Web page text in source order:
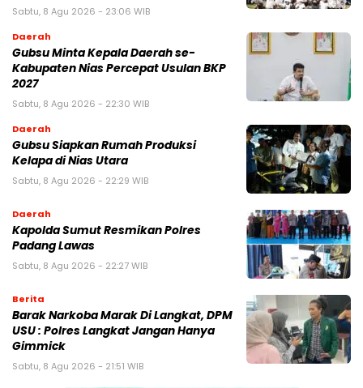
Sabtu, 8 Agu 2026 - 23:06 WIB
Daerah
Gubsu Minta Kepala Daerah se-
Kabupaten Nias Percepat Usulan BKP
2027
Sabtu, 8 Agu 2026 - 22:30 WIB
Daerah
Gubsu Siapkan Rumah Produksi
Kelapa di Nias Utara
Sabtu, 8 Agu 2026 - 22:29 WIB
Daerah
Kapolda Sumut Resmikan Polres
Padang Lawas
Sabtu, 8 Agu 2026 - 22:27 WIB
Berita
Barak Narkoba Marak Di Langkat, DPM
USU : Polres Langkat Jangan Hanya
Gimmick
Sabtu, 8 Agu 2026 - 21:51 WIB